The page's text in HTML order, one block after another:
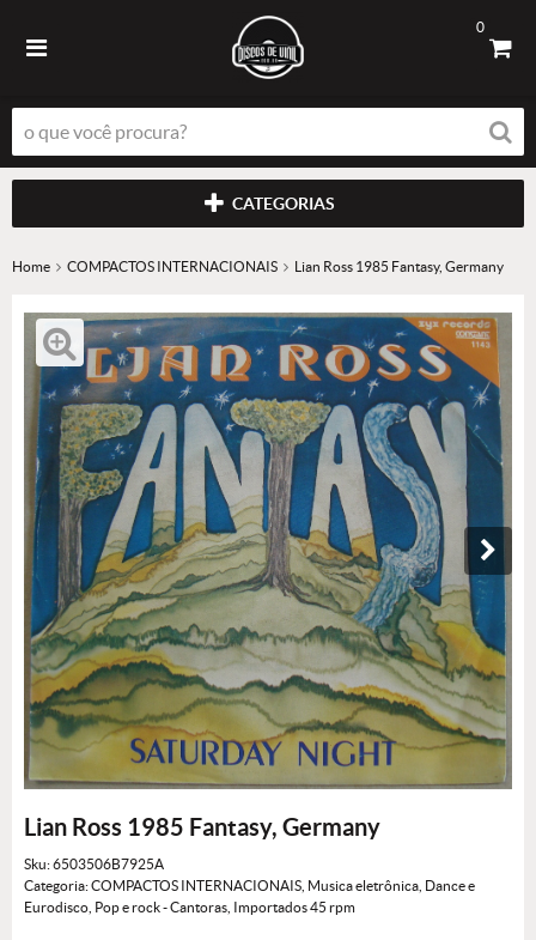
0
CATEGORIAS
Home COMPACTOS INTERNACIONAIS Lian Ross 1985 Fantasy, Germany
Lian Ross 1985 Fantasy, Germany
Sku:6503506B7925A
Categoria:COMPACTOS INTERNACIONAIS Musica eletrônica, Dance e
Eurodisco Pop e rock - Cantoras Importados 45 rpm